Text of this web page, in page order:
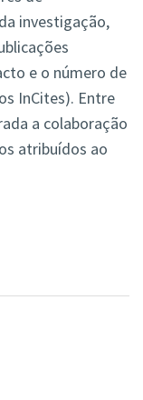
investigação,
e o número de
InCites). Entre
a colaboração
atribuídos ao